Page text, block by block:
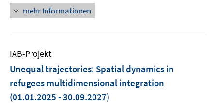
mehr Informationen
IAB-Projekt
Unequal trajectories: Spatial dynamics in
refugees multidimensional integration
(01.01.2025 - 30.09.2027)